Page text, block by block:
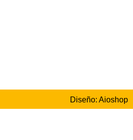
Diseño: Aioshop